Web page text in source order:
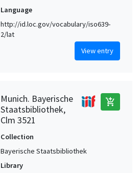
Language
http://id.loc.gov/vocabulary/iso639-
2/lat
View entry
Munich. Bayerische
Staatsbibliothek,
Clm 3521
add_shopping_cart
Collection
Bayerische Staatsbibliothek
Library